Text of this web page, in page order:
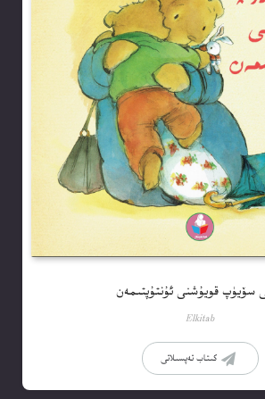
سۆيۈپ قويۇشنى ئۇنتۇپتىمەن
Elkitab
كىتاب تەپسىلاتى